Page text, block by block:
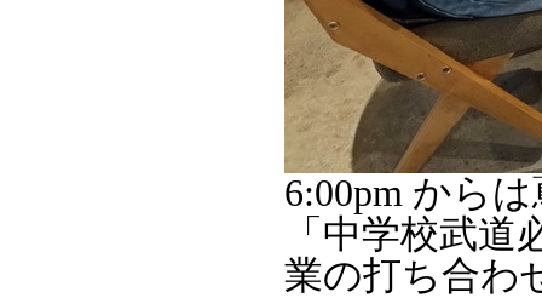
6:00pm から
「中学校武
業の打ち合わ